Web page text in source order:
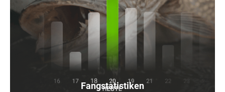
Fangstatistiken